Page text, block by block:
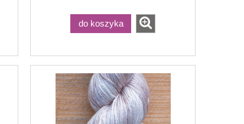
do koszyka